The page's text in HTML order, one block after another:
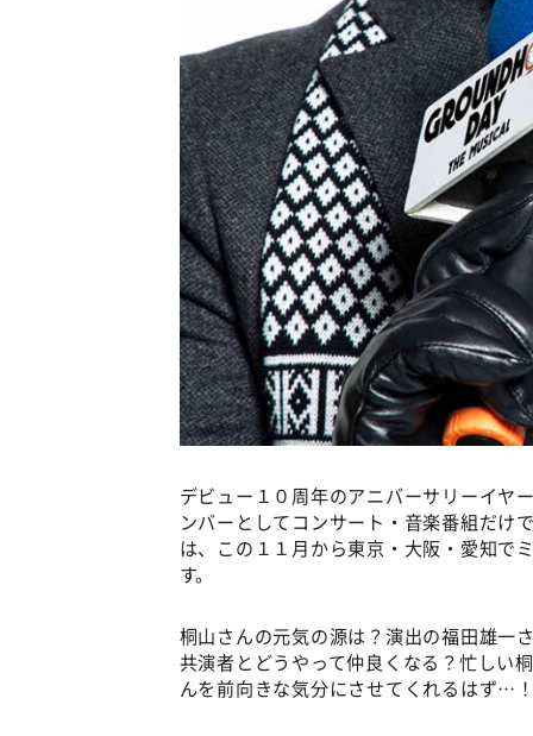
デビュー１０周年のアニバーサリーイヤ
ンバーとしてコンサート・音楽番組だけ
は、この１１月から東京・大阪・愛知で
す。
桐山さんの元気の源は？演出の福田雄一
共演者とどうやって仲良くなる？忙しい
んを前向きな気分にさせてくれるはず…